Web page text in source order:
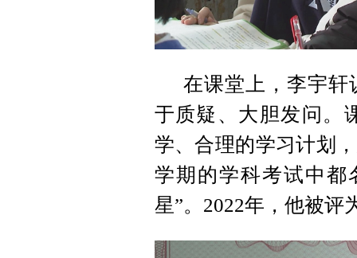
在课堂上，李宇轩
于质疑、大胆发问。
学、合理的学习计划
学期的学科考试中都
星”。2022年，他被评